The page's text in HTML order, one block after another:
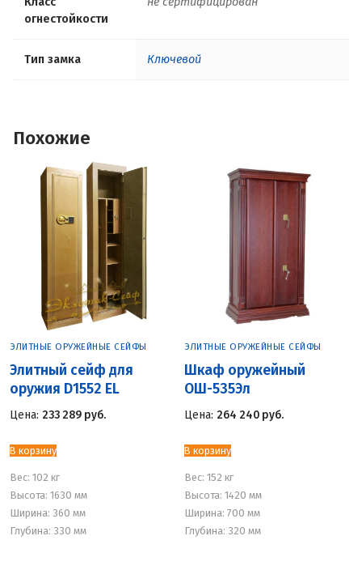
огнестойкости
Тип замка Ключевой
Похожие
ЭЛИТНЫЕ ОРУЖЕЙНЫЕ СЕЙФЫ
Элитный сейф для
оружия D1552 EL
Цена: 233 289 руб.
В корзину
Вес: 102 кг
Высота: 1630 мм
Ширина: 360 мм
Глубина: 330 мм
ЭЛИТНЫЕ ОРУЖЕЙНЫЕ СЕЙФЫ
Шкаф оружейный
ОШ-535Эл
Цена: 264 240 руб.
В корзину
Вес: 152 кг
Высота: 1420 мм
Ширина: 700 мм
Глубина: 320 мм